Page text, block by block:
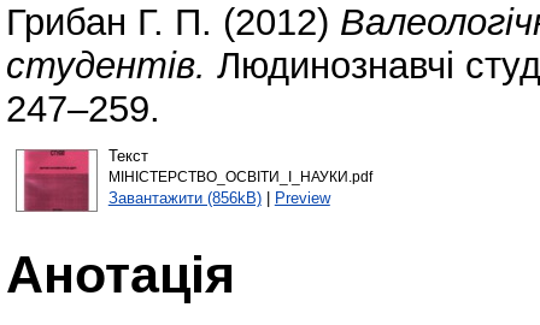
Грибан Г. П. (2012)
студентів. Людинознавчі
247–259.
Текст
МІНІСТЕРСТВО_ОСВІТИ_І_НАУКИ.pdf
Завантажити (856kB)| Preview
Анотація